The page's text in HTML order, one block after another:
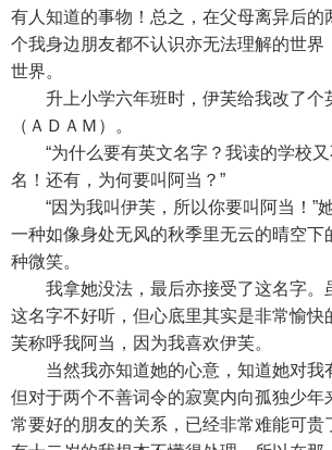
有人知道的事物！总之，在父母离异后的
个我身边朋友都不认识亦无法理解的世界
世界。
升上小学六年班时，伊芙给我改了个
（ＡＤＡＭ）。
“为什么要有英文名字？我读的学校又
名！还有，为何要叫阿当？”
“因为我叫伊芙，所以你要叫阿当！”
一种如像身处无风的秋季里无云的晴空下
种微笑。
我拿她没法，最后亦接受了这名字。
这名字不好听，但心底里其实是非常愉快
芙称呼我阿当，因为我喜欢伊芙。
当然我亦知道她的心意，知道她对我
但对于两个不善词令的寂寞内向孤独少年
常要好的朋友的关系，已经非常难能可贵